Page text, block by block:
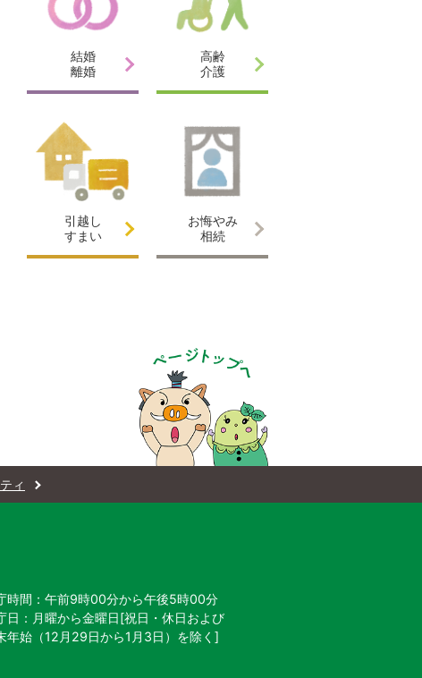
結婚
離婚
高齢
介護
引越し
すまい
お悔やみ
相続
ィ
時間：午前9時00分から午後5時00分
日：月曜から金曜日[祝日・休日および
年始 （12月29日から1月3日）を除く]